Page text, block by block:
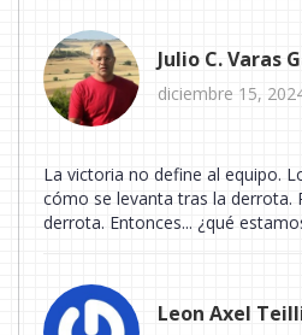
Julio C. Varas
diciembre 15,
La victoria no define al equipo.
cómo se levanta tras la derrota.
derrota. Entonces... ¿qué
Leon Axel